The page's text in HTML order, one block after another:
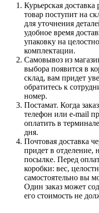
Курьерская доставка
товар поступит на
для уточнения
удобное время
упаковку на
комплектации.
Самовывоз из
выбора появится в
склад, вам придет
обратитесь к
номер.
Постамат. Когда
телефон или e-mail
оплатить в
дня.
Почтовая доставка
придет в отделение,
посылке. Перед
коробки: вес,
самостоятельно вы
Один заказ может
его стоимость не